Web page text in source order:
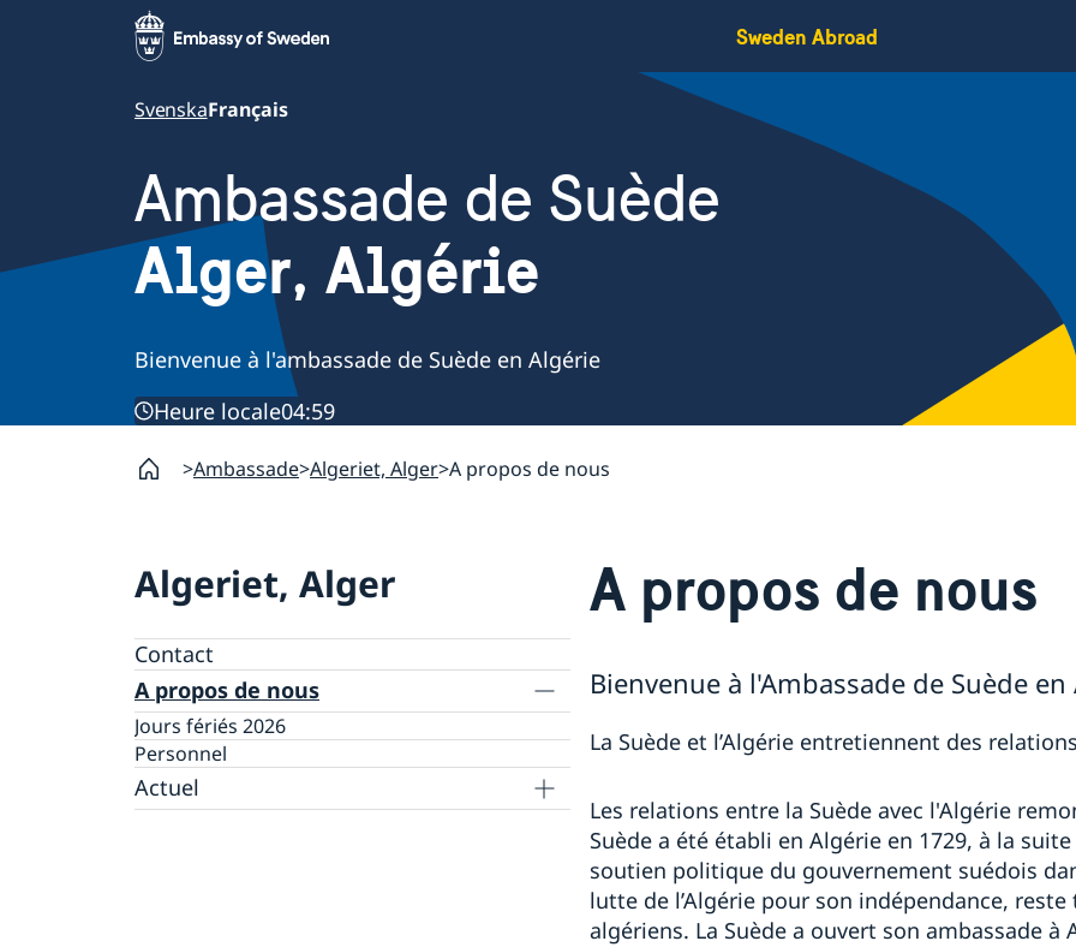
Sweden Abroad
SvenskaFrançais
Ambassade de Suède
Alger, Algérie
Bienvenue à l'ambassade de Suède en Algérie
Heure locale04:59
Ambassade Algeriet, Alger A propos de nous
Algeriet, Alger
Contact
A propos de nous
Jours fériés 2026
Personnel
Actuel
A propos de nous
Bienvenue à l'Ambassade de Suède
La Suède et l’Algérie entretiennent des
Les relations entre la Suède avec l'Algérie
Suède a été établi en Algérie en 1729, à la
soutien politique du gouvernement suédois
lutte de l’Algérie pour son indépendance,
algériens. La Suède a ouvert son ambassade à